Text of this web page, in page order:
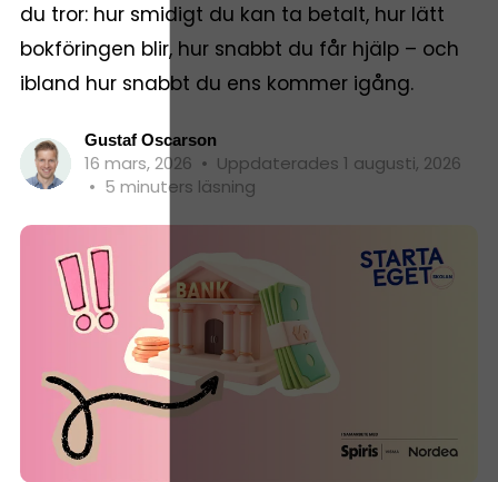
du tror: hur smidigt du kan ta betalt, hur lätt
bokföringen blir, hur snabbt du får hjälp – och
ibland hur snabbt du ens kommer igång.
Gustaf Oscarson
16 mars, 2026 • Uppdaterades 1 augusti, 2026
• 5 minuters läsning